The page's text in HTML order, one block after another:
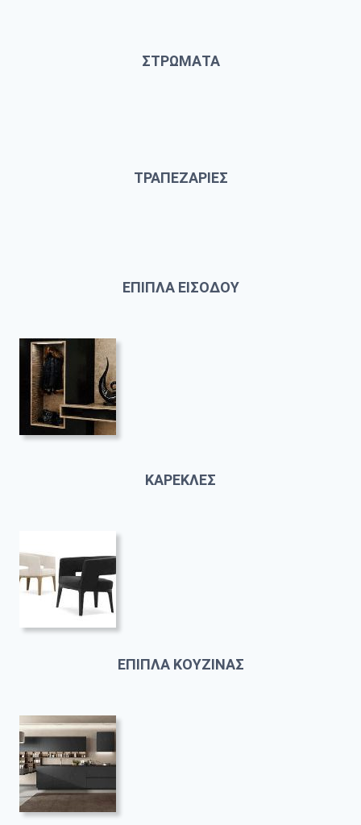
ΣΤΡΩΜΑΤΑ
ΤΡΑΠΕΖΑΡΙΕΣ
ΕΠΙΠΛΑ ΕΙΣΟΔΟΥ
ΚΑΡΕΚΛΕΣ
ΕΠΙΠΛΑ ΚΟΥΖΙΝΑΣ